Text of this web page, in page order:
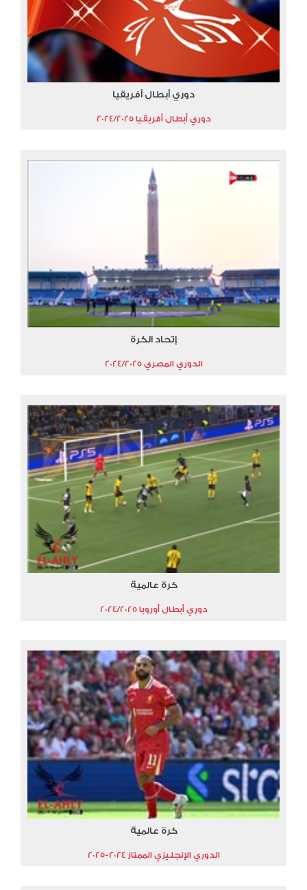
دوري أبطال أفريقيا
دوري أبطال أفريقيا 2024/2025
إتحاد الكرة
الدوري المصري 2024/2025
كرة عالمية
دوري أبطال أوروبا 2024/2025
كرة عالمية
الدوري الإنجليزي الممتاز 2024-2025